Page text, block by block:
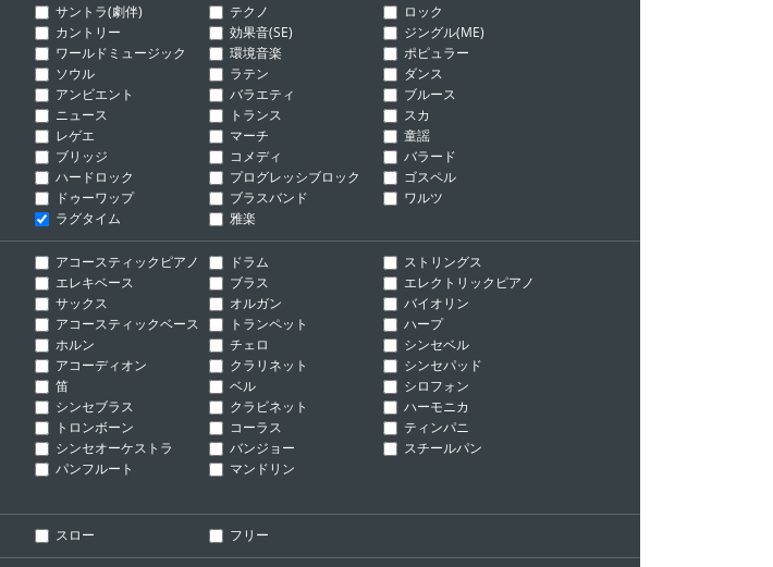
サントラ(劇伴) テクノ
ロック
カントリー 効果音(SE)
ジングル(ME)
ワールドミュージック 環境音楽
ポピュラー
ソウル ラテン
ダンス
アンビエント バラエティ
ブルース
ニュース トランス
スカ
レゲエ マーチ
童謡
ブリッジ コメディ
バラード
ハードロック プログレッシブロック
ゴスペル
ドゥーワップ ブラスバンド
ワルツ
ラグタイム 雅楽
アコースティックピアノ ドラム
ストリングス
エレキベース ブラス
エレクトリックピアノ
サックス オルガン
バイオリン
アコースティックベース トランペット
ハープ
ホルン チェロ
シンセベル
アコーディオン クラリネット
シンセパッド
笛 ベル
シロフォン
シンセブラス クラビネット
ハーモニカ
トロンボーン コーラス
ティンパニ
シンセオーケストラ バンジョー
スチールパン
パンフルート
マンドリン
スロー フリー